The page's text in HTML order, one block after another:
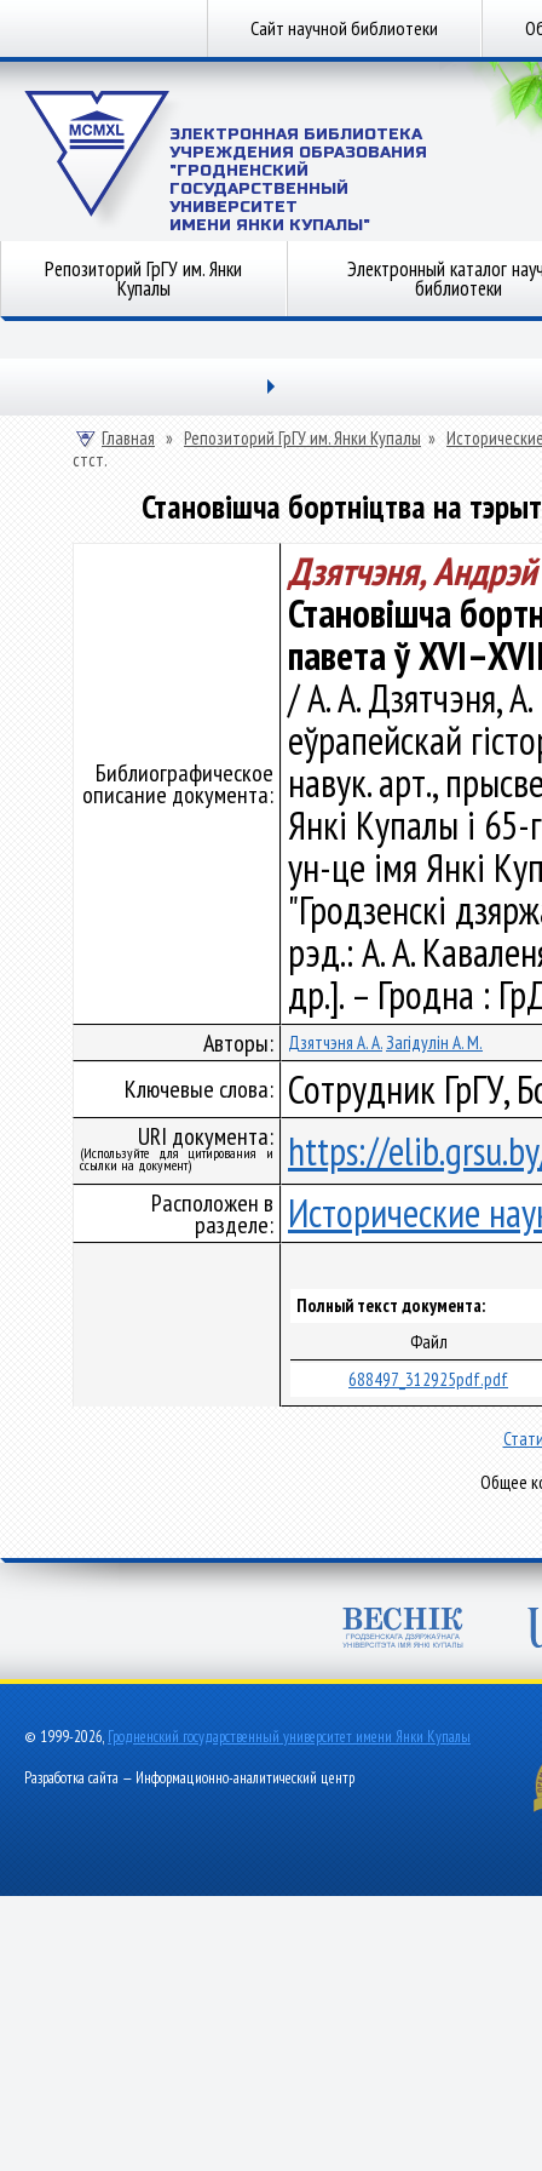
Сайт научной библиотеки
ЭЛЕКТРОННАЯ БИБЛИОТЕКА
УЧРЕЖДЕНИЯ ОБРАЗОВАНИЯ
"ГРОДНЕНСКИЙ
ГОСУДАРСТВЕННЫЙ
УНИВЕРСИТЕТ
ИМЕНИ ЯНКИ КУПАЛЫ"
Репозиторий ГрГУ им. Янки
Купалы
Электронный каталог
библиотеки
Главная » Репозиторий ГрГУ им. Янки Купалы »
стст.
Становішча бортніцтва на
Библиографическое
описание документа:
Дзятчэня,
Становішча
павета ў
/ А. А. Дзятчэня,
еўрапейскай
навук. арт.,
Янкі Купалы і 65-
ун-це імя Янкі
"Гродзенскі
рэд.: А. А.
др.]. – Гродна :
Авторы: Дзятчэня А. А.Загідулін А. М.
Ключевые слова: Сотрудник ГрГУ,
URI документа:
(Используйте для цитирования и
ссылки на документ) https://
Расположен в
разделе: Исторические
Полный текст документа:
Файл
688497_312925pdf.pdf
Общее
© 1999-2026, Гродненский государственный университет имени Янки Купалы
Разработка сайта — Информационно-аналитический центр